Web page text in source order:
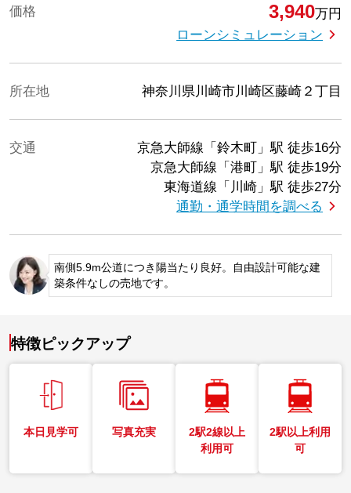
価格 3,940万円
ローンシミュレーション
所在地 神奈川県川崎市川崎区藤崎２丁目
交通 京急大師線「鈴木町」駅 徒歩16分
京急大師線「港町」駅 徒歩19分
東海道線「川崎」駅 徒歩27分
通勤・通学時間を調べる
南側5.9m公道につき陽当たり良好。自由設計可能な建
築条件なしの売地です。
特徴ピックアップ
本日見学可 写真充実
2駅2線以上
利用可
2駅以上利用
可